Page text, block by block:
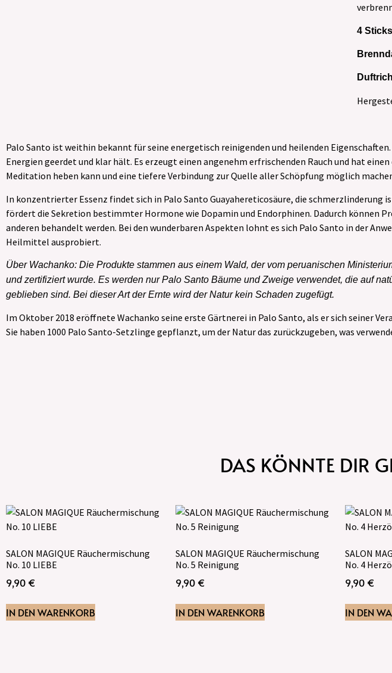
4 Sticks
Palo Santo ist weithin bekannt für seine energetisch reinigenden und heilenden
Energien geerdet und klar hält. Es erzeugt einen angenehm erfrischenden Rauch und hat
Meditation heben kann und eine tiefere Verbindung zur Quelle aller Schöpfung möglich
In konzentrierter Essenz findet sich in Palo Santo Guayahereticosäure, die schmerzlinderung
fördert die Sekretion bestimmter Hormone wie Dopamin und Endorphinen. Dadurch können
anderen behandelt werden. Bei den wunderbaren Aspekten lohnt es sich Palo Santo in der
Heilmittel ausprobiert.
Über Wachanko: Die Produkte stammen aus einem Wald, der vom peruanischen
und zertifiziert wurde. Es werden nur Palo Santo Bäume und Zweige verwendet, die auf
geblieben sind. Bei dieser Art der Ernte wird der Natur kein Schaden zugefügt.
Im Oktober 2018 eröffnete Wachanko seine erste Gärtnerei in Palo Santo, als er sich seiner
Sie haben 1000 Palo Santo-Setzlinge gepflanzt, um der Natur das zurückzugeben, was
DAS KÖNNTE DIR
SALON MAGIQUE Räuchermischung
No. 10 LIEBE
9,90 €
IN DEN WARENKORB
SALON MAGIQUE Räuchermischung
No. 5 Reinigung
9,90 €
IN DEN WARENKORB
SALON
No. 4
9,90 €
IN DEN